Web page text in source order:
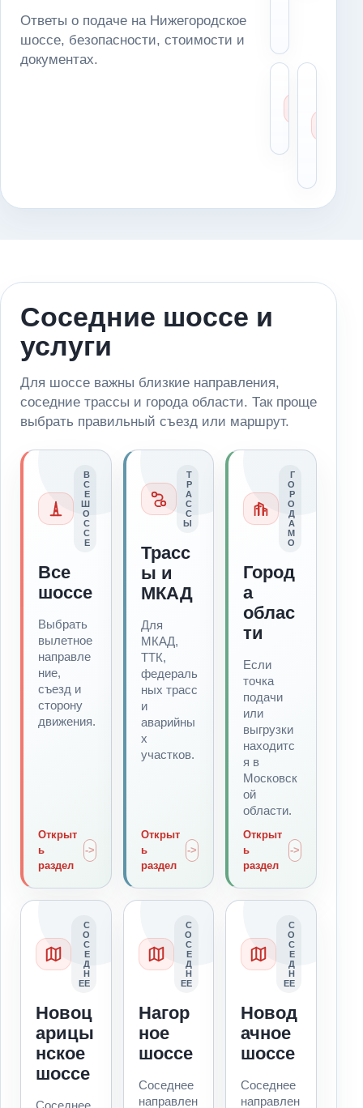
Ответы о подаче на Нижегородское
шоссе, безопасности, стоимости и
документах.
в
Соседние шоссе и
услуги
Для шоссе важны близкие направления,
соседние трассы и города области. Так проще
выбрать правильный съезд или маршрут.
В
С
Е
Ш
О
С
С
Е
Все
шоссе
Выбрать
вылетное
направле
ние,
съезд и
сторону
движения.
Открыт
ь
раздел
Т
Р
А
С
С
Ы
Трасс
ы и
МКАД
Для
МКАД,
ТТК,
федераль
ных трасс
и
аварийны
х
участков.
Открыт
ь
раздел
Г
О
Р
О
Д
А
М
О
Город
а
облас
ти
Если
точка
подачи
или
выгрузки
находитс
я в
Московск
ой
области.
Открыт
ь
раздел
С
О
С
Е
Д
Н
ЕЕ
Новоц
арицы
нское
шоссе
Соседнее
С
О
С
Е
Д
Н
ЕЕ
Нагор
ное
шоссе
Соседнее
направлен
С
О
С
Е
Д
Н
ЕЕ
Новод
ачное
шоссе
Соседнее
направлен